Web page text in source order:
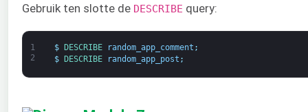
Gebruik ten slotte de DESCRIBE query:
1
2
$ DESCRIBE random_app_comment ;
$
DESCRIBE random_app_post ;